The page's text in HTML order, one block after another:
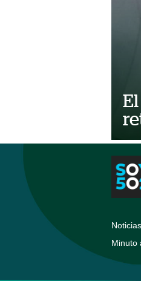
Noticias
Minuto